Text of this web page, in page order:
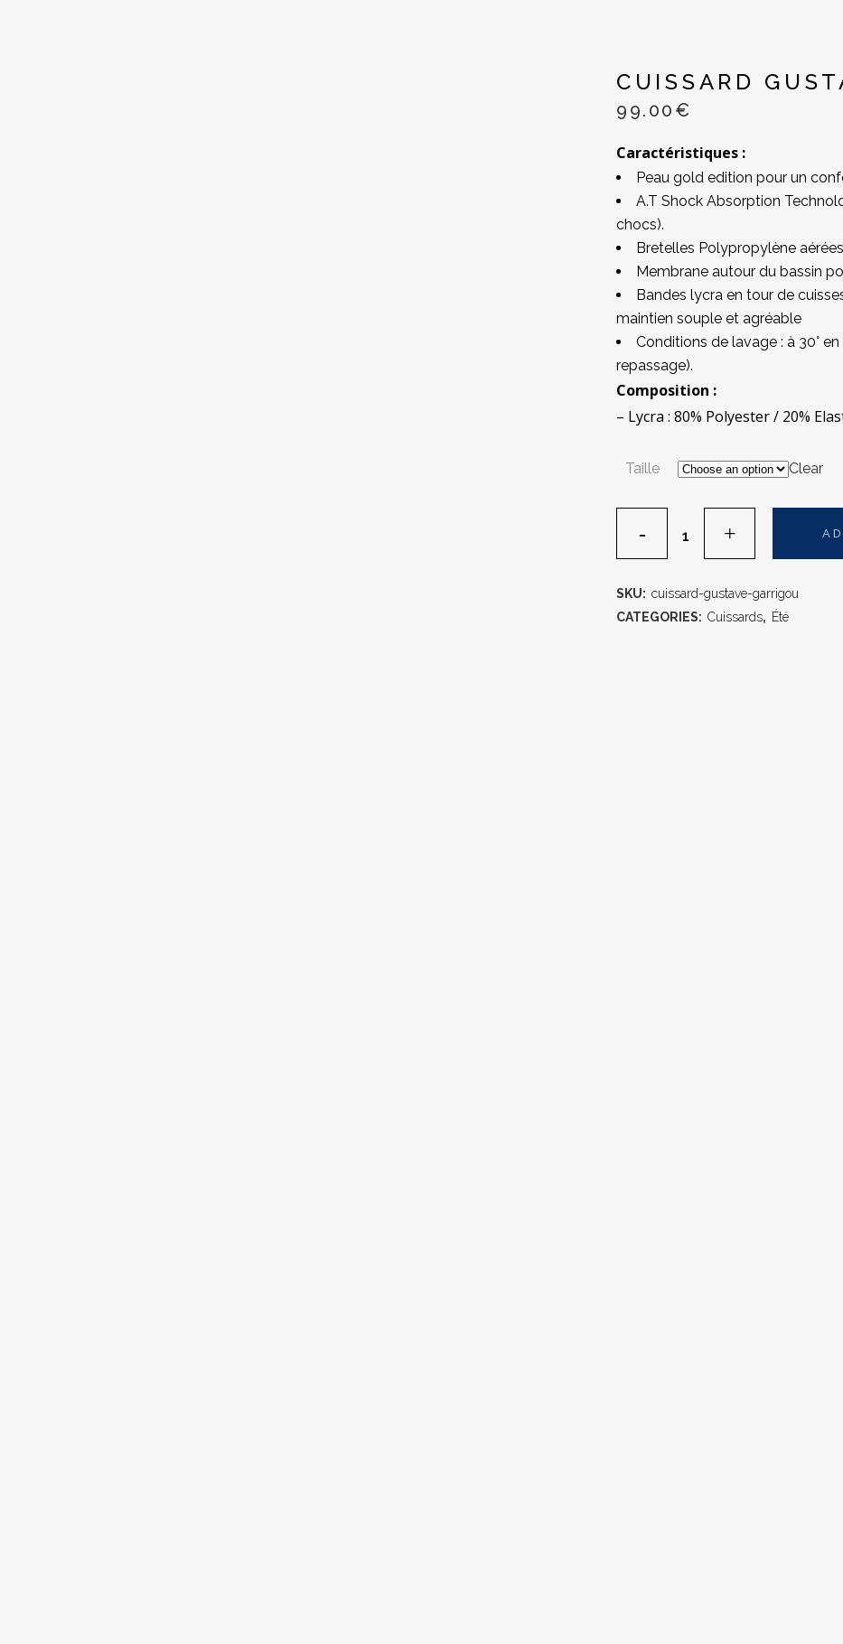
CUISSARD
99.00 €
Caractéristiques :
Peau gold edition pour un
A.T Shock Absorption
chocs).
Bretelles Polypropylène
Membrane autour du bassin
Bandes lycra en tour de
maintien souple et agréable
Conditions de lavage : à 30°
repassage).
Composition :
– Lycra : 80% Polyester / 20%
Taille Clear
SKU: cuissard-gustave-garrigou
CATEGORIES: Cuissards, Été